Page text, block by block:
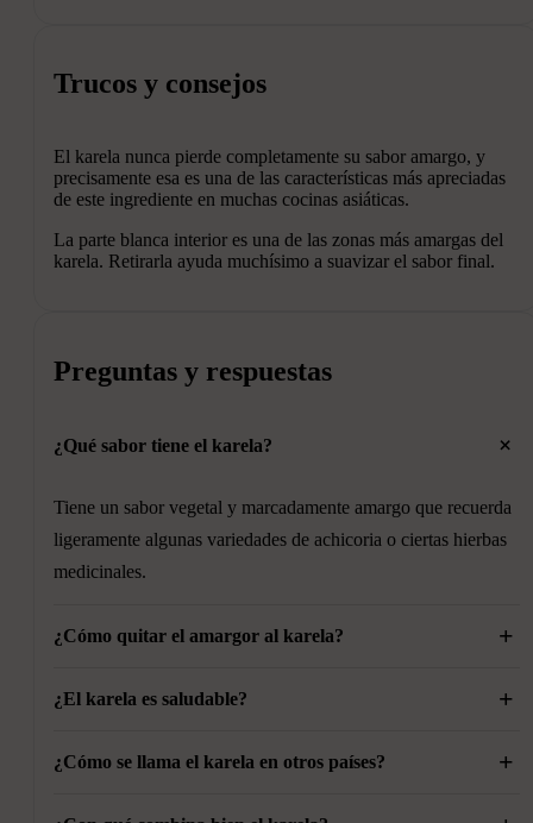
Trucos y consejos
El karela nunca pierde completamente su sabor amargo, y
precisamente esa es una de las características más apreciadas
de este ingrediente en muchas cocinas asiáticas.
La parte blanca interior es una de las zonas más amargas del
karela. Retirarla ayuda muchísimo a suavizar el sabor final.
Preguntas y respuestas
¿Qué sabor tiene el karela? +
Tiene un sabor vegetal y marcadamente amargo que recuerda
ligeramente algunas variedades de achicoria o ciertas hierbas
medicinales.
¿Cómo quitar el amargor al karela? +
La sal ayuda a reducir parte del amargor. También es
¿El karela es saludable? +
Sí. El melón amargo es muy apreciado en muchas culturas por
¿Cómo se llama el karela en otros países? +